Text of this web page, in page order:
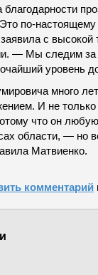
по-
с высокой
— Мы следим за
уровень
много
И не
что он
области, — но
Матвиенко.
комментарий